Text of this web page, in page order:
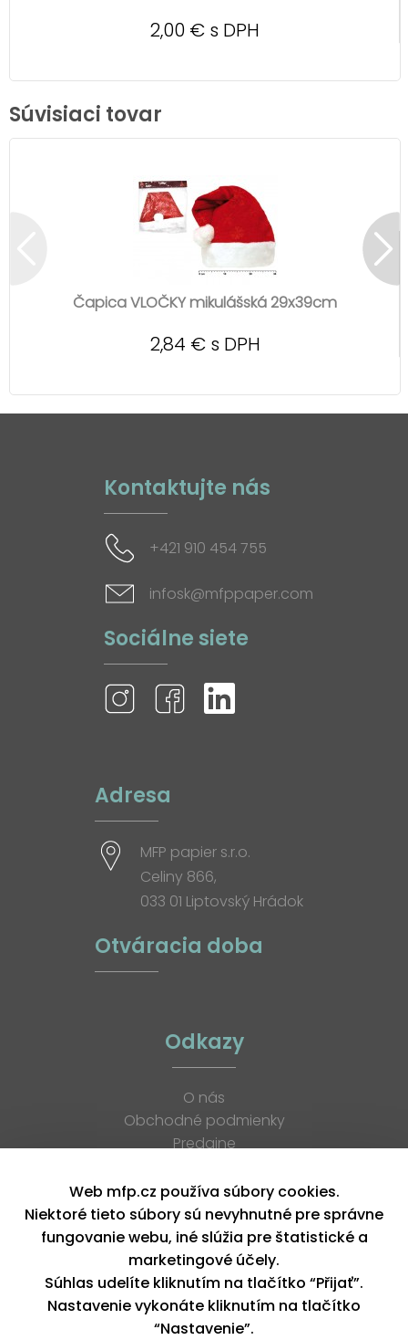
2,00 € s DPH
Súvisiaci tovar
Čapica VLOČKY mikulášská 29x39cm
2,84 € s DPH
Kontaktujte nás
+421 910 454 755
infosk@mfppaper.com
Sociálne siete
Adresa
MFP papier s.r.o.
Celiny 866,
033 01 Liptovský Hrádok
Otváracia doba
Odkazy
O nás
Obchodné podmienky
Predajne
K stiahnutiu
Blog
Kontakt
Kariéra
XML feed
Copyright © 2026, MFP paper s. r. o. | Všetky práva vyhradené
Web mfp.cz používa súbory cookies.
Niektoré tieto súbory sú nevyhnutné pre správne
fungovanie webu, iné slúžia pre štatistické a
marketingové účely.
Súhlas udelíte kliknutím na tlačítko “Přijať”.
Nastavenie vykonáte kliknutím na tlačítko
“Nastavenie”.